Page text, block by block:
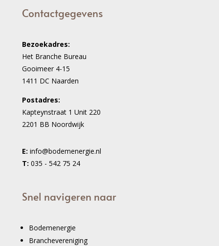
Contactgegevens
Bezoekadres:
Het Branche Bureau
Gooimeer 4-15
1411 DC Naarden
Postadres:
Kapteynstraat 1 Unit 220
2201 BB Noordwijk
E: info@bodemenergie.nl
T: 035 - 542 75 24
Snel navigeren naar
Bodemenergie
Branchevereniging